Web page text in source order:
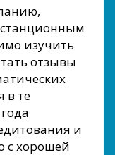
изучить
отзывы
в те
и
с хорошей